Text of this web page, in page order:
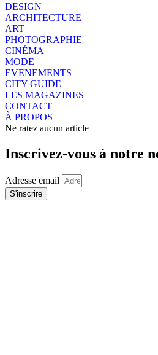
DESIGN
ARCHITECTURE
ART
PHOTOGRAPHIE
CINÉMA
MODE
EVENEMENTS
CITY GUIDE
LES MAGAZINES
CONTACT
À PROPOS
Ne ratez aucun article
Inscrivez-vous à notre
Adresse email
S'inscrire